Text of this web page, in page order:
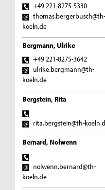
+49 221-8275-5330
thomas.bergerbusch@th-
koeln.de
Bergmann, Ulrike
+49 221-8275-3642
ulrike.bergmann@th-
koeln.de
Bergstein, Rita
rita.bergstein@th-
Bernard, Nolwenn
nolwenn.bernard@th-
koeln.de